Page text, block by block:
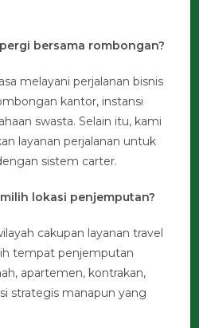
bersama rombongan?
melayani perjalanan bisnis
kantor, instansi
swasta. Selain itu, kami
layanan perjalanan untuk
sistem carter.
lokasi penjemputan?
cakupan layanan travel
tempat penjemputan
apartemen, kontrakan,
strategis manapun yang